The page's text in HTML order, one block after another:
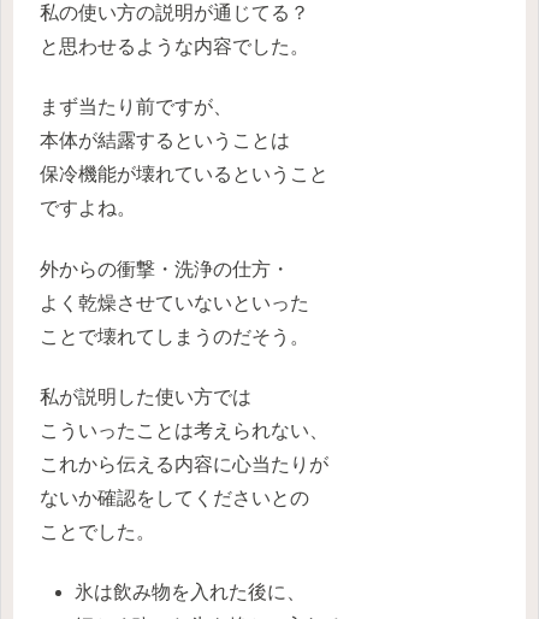
私の使い方の説明が通じてる？
と思わせるような内容でした。
まず当たり前ですが、
本体が結露するということは
保冷機能が壊れているということ
ですよね。
外からの衝撃・洗浄の仕方・
よく乾燥させていないといった
ことで壊れてしまうのだそう。
私が説明した使い方では
こういったことは考えられない、
これから伝える内容に心当たりが
ないか確認をしてくださいとの
ことでした。
氷は飲み物を入れた後に、